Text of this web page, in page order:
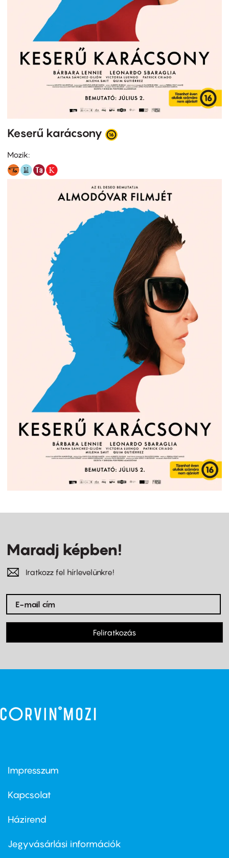
Keserű karácsony
Mozik:
Maradj képben!
Iratkozz fel hírlevelünkre!
Feliratkozás
Footer
first
Impresszum
Kapcsolat
Footer
second
Házirend
Jegyvásárlási információk